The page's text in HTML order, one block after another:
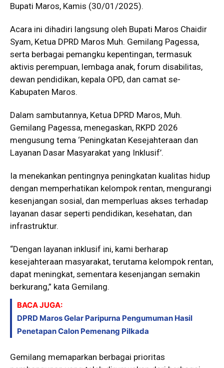
Bupati Maros, Kamis (30/01/2025).
Acara ini dihadiri langsung oleh Bupati Maros Chaidir
Syam, Ketua DPRD Maros Muh. Gemilang Pagessa,
serta berbagai pemangku kepentingan, termasuk
aktivis perempuan, lembaga anak, forum disabilitas,
dewan pendidikan, kepala OPD, dan camat se-
Kabupaten Maros.
Dalam sambutannya, Ketua DPRD Maros, Muh.
Gemilang Pagessa, menegaskan, RKPD 2026
mengusung tema ‘Peningkatan Kesejahteraan dan
Layanan Dasar Masyarakat yang Inklusif’.
Ia menekankan pentingnya peningkatan kualitas hidup
dengan memperhatikan kelompok rentan, mengurangi
kesenjangan sosial, dan memperluas akses terhadap
layanan dasar seperti pendidikan, kesehatan, dan
infrastruktur.
“Dengan layanan inklusif ini, kami berharap
kesejahteraan masyarakat, terutama kelompok rentan,
dapat meningkat, sementara kesenjangan semakin
berkurang,” kata Gemilang.
BACA JUGA:
DPRD Maros Gelar Paripurna Pengumuman Hasil
Penetapan Calon Pemenang Pilkada
Gemilang memaparkan berbagai prioritas